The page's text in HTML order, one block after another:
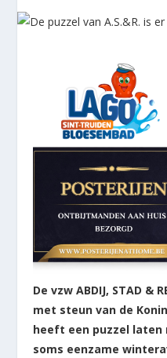
De vzw ABDIJ, STAD &
met steun van de
heeft een puzzel laten
soms eenzame